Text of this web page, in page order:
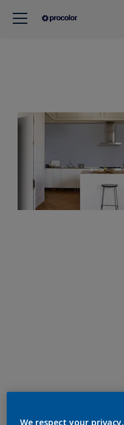
We respect your privacy.